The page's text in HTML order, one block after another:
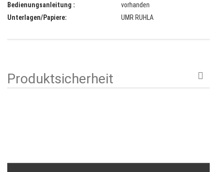
Bedienungsanleitung :
vorhanden
Unterlagen/Papiere:
UMR RUHLA
Produktsicherheit